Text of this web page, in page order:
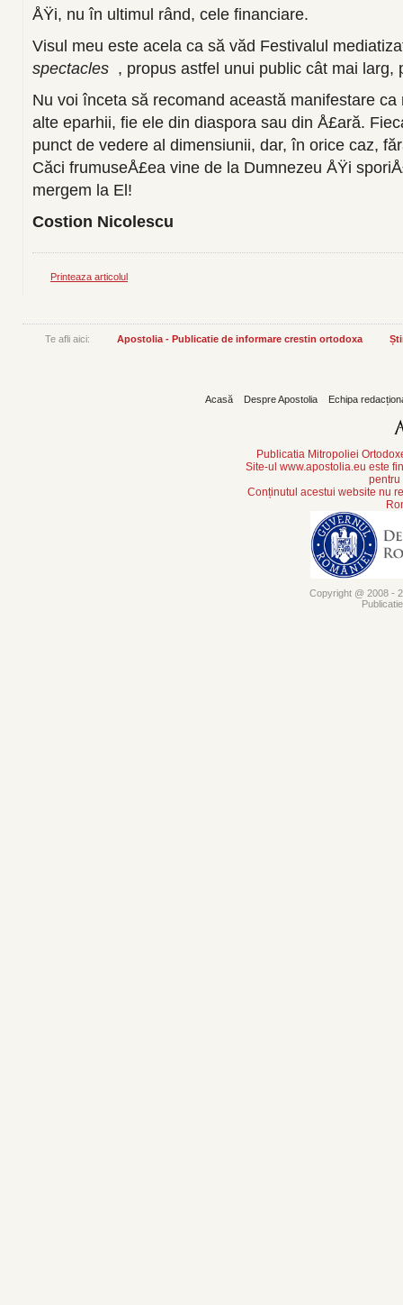
ÅŸi, nu în ultimul rând, cele financiare.
Visul meu este acela ca să văd Festivalul
spectacles , propus astfel unui public cât mai larg,
Nu voi înceta să recomand această manifestare
alte eparhii, fie ele din diaspora sau din Å£ară.
punct de vedere al dimensiunii, dar, în orice caz,
Căci frumuseÅ£ea vine de la Dumnezeu ÅŸi
mergem la El!
Costion Nicolescu
Printeaza articolul
Te afli aici: Apostolia - Publicatie de informare crestin ortodoxa
Acasă Despre Apostolia Echipa
Publicatia Mitropoliei
Site-ul www.apostolia.eu este
pentru
Conținutul acestui website nu
Copyright @ 2008 -